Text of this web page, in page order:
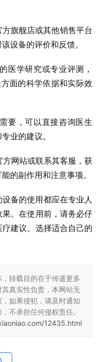
旗舰店或其他销售平台
设备的评价和反馈。
医学研究或专业评测，
面的科学依据和实际效
要，可以直接咨询医生
业的建议。
网站或联系其客服，获
的副作用和注意事项。
备的使用都应在专业人
。在使用前，请务必仔
建议。选择适合自己的
转载目的在于传递更多
真实性负责，本网站无
如果侵犯，请及时通知
不承担任何侵权责任。
12435.html